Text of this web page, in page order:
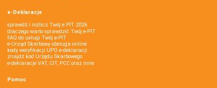
e-Deklaracje
sprawdź i rozlicz Twój e PIT 2026
dlaczego warto sprawdzić Twój e-PIT
FAQ do usługi Twój e-PIT
e-Urząd Skarbowy obsługa online
kody weryfikacji UPO e-deklaracji
znajdź kod Urzędu Skarbowego
e-deklaracje VAT, CIT, PCC oraz inne
Pomoc